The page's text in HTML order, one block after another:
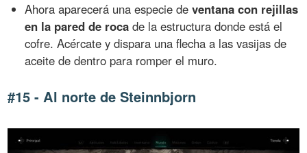
Ahora aparecerá una especie deventana con rejillas
en la pared de roca de la estructura donde está el
cofre. Acércate y dispara una flecha a las vasijas de
aceite de dentro para romper el muro.
#15 - Al norte de Steinnbjorn